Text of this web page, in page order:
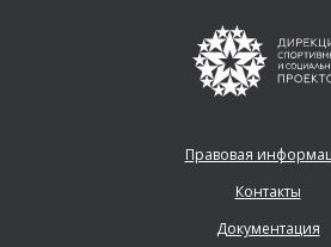
Правовая
Контакты
Документация